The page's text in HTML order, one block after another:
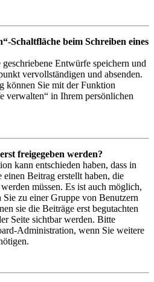
Schaltfläche beim Schreiben eines
Entwürfe speichern und
vervollständigen und absenden.
können Sie mit der Funktion
verwalten“ in Ihrem persönlichen
freigegeben werden?
kann entschieden haben, dass in
Beitrag erstellt haben, die
müssen. Es ist auch möglich,
zu einer Gruppe von Benutzern
sie die Beiträge erst begutachten
Seite sichtbar werden. Bitte
Administration, wenn Sie weitere